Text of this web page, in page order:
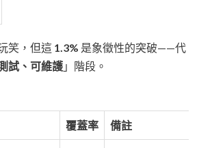
笑，但這 1.3% 是象徵性的突破——代
試、可維護 」階段。
覆蓋率 備註